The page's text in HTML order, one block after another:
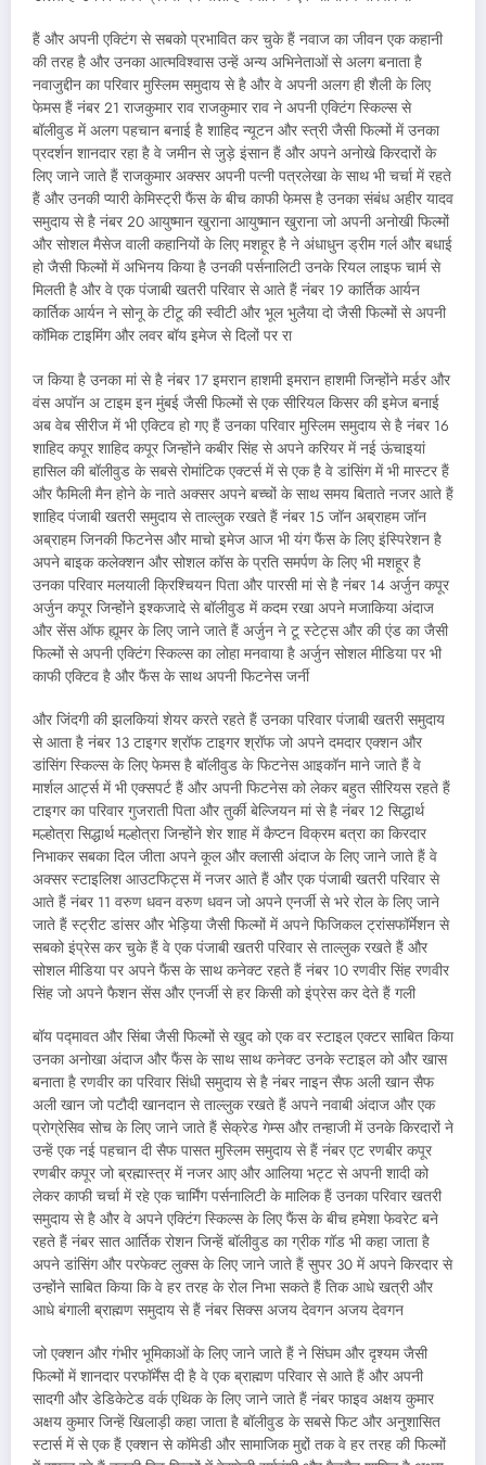
हैं और अपनी एक्टिंग से सबको प्रभावित कर चुके हैं नवाज का जीवन एक कहानी
की तरह है और उनका आत्मविश्वास उन्हें अन्य अभिनेताओं से अलग बनाता है
नवाजुद्दीन का परिवार मुस्लिम समुदाय से है और वे अपनी अलग ही शैली के लिए
फेमस हैं नंबर 21 राजकुमार राव राजकुमार राव ने अपनी एक्टिंग स्किल्स से
बॉलीवुड में अलग पहचान बनाई है शाहिद न्यूटन और स्त्री जैसी फिल्मों में उनका
प्रदर्शन शानदार रहा है वे जमीन से जुड़े इंसान हैं और अपने अनोखे किरदारों के
लिए जाने जाते हैं राजकुमार अक्सर अपनी पत्नी पत्रलेखा के साथ भी चर्चा में रहते
हैं और उनकी प्यारी केमिस्ट्री फैंस के बीच काफी फेमस है उनका संबंध अहीर यादव
समुदाय से है नंबर 20 आयुष्मान खुराना आयुष्मान खुराना जो अपनी अनोखी फिल्मों
और सोशल मैसेज वाली कहानियों के लिए मशहूर है ने अंधाधुन ड्रीम गर्ल और बधाई
हो जैसी फिल्मों में अभिनय किया है उनकी पर्सनालिटी उनके रियल लाइफ चार्म से
मिलती है और वे एक पंजाबी खतरी परिवार से आते हैं नंबर 19 कार्तिक आर्यन
कार्तिक आर्यन ने सोनू के टीटू की स्वीटी और भूल भुलैया दो जैसी फिल्मों से अपनी
कॉमिक टाइमिंग और लवर बॉय इमेज से दिलों पर रा
ज किया है उनका मां से है नंबर 17 इमरान हाशमी इमरान हाशमी जिन्होंने मर्डर और
वंस अपॉन अ टाइम इन मुंबई जैसी फिल्मों से एक सीरियल किसर की इमेज बनाई
अब वेब सीरीज में भी एक्टिव हो गए हैं उनका परिवार मुस्लिम समुदाय से है नंबर 16
शाहिद कपूर शाहिद कपूर जिन्होंने कबीर सिंह से अपने करियर में नई ऊंचाइयां
हासिल की बॉलीवुड के सबसे रोमांटिक एक्टर्स में से एक है वे डांसिंग में भी मास्टर हैं
और फैमिली मैन होने के नाते अक्सर अपने बच्चों के साथ समय बिताते नजर आते हैं
शाहिद पंजाबी खतरी समुदाय से ताल्लुक रखते हैं नंबर 15 जॉन अब्राहम जॉन
अब्राहम जिनकी फिटनेस और माचो इमेज आज भी यंग फैंस के लिए इंस्पिरेशन है
अपने बाइक कलेक्शन और सोशल कॉस के प्रति समर्पण के लिए भी मशहूर है
उनका परिवार मलयाली क्रिश्चियन पिता और पारसी मां से है नंबर 14 अर्जुन कपूर
अर्जुन कपूर जिन्होंने इश्कजादे से बॉलीवुड में कदम रखा अपने मजाकिया अंदाज
और सेंस ऑफ ह्यूमर के लिए जाने जाते हैं अर्जुन ने टू स्टेट्स और की एंड का जैसी
फिल्मों से अपनी एक्टिंग स्किल्स का लोहा मनवाया है अर्जुन सोशल मीडिया पर भी
काफी एक्टिव है और फैंस के साथ अपनी फिटनेस जर्नी
और जिंदगी की झलकियां शेयर करते रहते हैं उनका परिवार पंजाबी खतरी समुदाय
से आता है नंबर 13 टाइगर श्रॉफ टाइगर श्रॉफ जो अपने दमदार एक्शन और
डांसिंग स्किल्स के लिए फेमस है बॉलीवुड के फिटनेस आइकॉन माने जाते हैं वे
मार्शल आर्ट्स में भी एक्सपर्ट हैं और अपनी फिटनेस को लेकर बहुत सीरियस रहते हैं
टाइगर का परिवार गुजराती पिता और तुर्की बेल्जियन मां से है नंबर 12 सिद्धार्थ
मल्होत्रा सिद्धार्थ मल्होत्रा जिन्होंने शेर शाह में कैप्टन विक्रम बत्रा का किरदार
निभाकर सबका दिल जीता अपने कूल और क्लासी अंदाज के लिए जाने जाते हैं वे
अक्सर स्टाइलिश आउटफिट्स में नजर आते हैं और एक पंजाबी खतरी परिवार से
आते हैं नंबर 11 वरुण धवन वरुण धवन जो अपने एनर्जी से भरे रोल के लिए जाने
जाते हैं स्ट्रीट डांसर और भेड़िया जैसी फिल्मों में अपने फिजिकल ट्रांसफॉर्मेशन से
सबको इंप्रेस कर चुके हैं वे एक पंजाबी खतरी परिवार से ताल्लुक रखते हैं और
सोशल मीडिया पर अपने फैंस के साथ कनेक्ट रहते हैं नंबर 10 रणवीर सिंह रणवीर
सिंह जो अपने फैशन सेंस और एनर्जी से हर किसी को इंप्रेस कर देते हैं गली
बॉय पद्मावत और सिंबा जैसी फिल्मों से खुद को एक वर स्टाइल एक्टर साबित किया
उनका अनोखा अंदाज और फैंस के साथ साथ कनेक्ट उनके स्टाइल को और खास
बनाता है रणवीर का परिवार सिंधी समुदाय से है नंबर नाइन सैफ अली खान सैफ
अली खान जो पटौदी खानदान से ताल्लुक रखते हैं अपने नवाबी अंदाज और एक
प्रोग्रेसिव सोच के लिए जाने जाते हैं सेक्रेड गेम्स और तन्हाजी में उनके किरदारों ने
उन्हें एक नई पहचान दी सैफ पासत मुस्लिम समुदाय से हैं नंबर एट रणबीर कपूर
रणबीर कपूर जो ब्रह्मास्त्र में नजर आए और आलिया भट्ट से अपनी शादी को
लेकर काफी चर्चा में रहे एक चार्मिंग पर्सनालिटी के मालिक हैं उनका परिवार खतरी
समुदाय से है और वे अपने एक्टिंग स्किल्स के लिए फैंस के बीच हमेशा फेवरेट बने
रहते हैं नंबर सात आर्तिक रोशन जिन्हें बॉलीवुड का ग्रीक गॉड भी कहा जाता है
अपने डांसिंग और परफेक्ट लुक्स के लिए जाने जाते हैं सुपर 30 में अपने किरदार से
उन्होंने साबित किया कि वे हर तरह के रोल निभा सकते हैं तिक आधे खत्री और
आधे बंगाली ब्राह्मण समुदाय से हैं नंबर सिक्स अजय देवगन अजय देवगन
जो एक्शन और गंभीर भूमिकाओं के लिए जाने जाते हैं ने सिंघम और दृश्यम जैसी
फिल्मों में शानदार परफॉर्मेंस दी है वे एक ब्राह्मण परिवार से आते हैं और अपनी
सादगी और डेडिकेटेड वर्क एथिक के लिए जाने जाते हैं नंबर फाइव अक्षय कुमार
अक्षय कुमार जिन्हें खिलाड़ी कहा जाता है बॉलीवुड के सबसे फिट और अनुशासित
स्टार्स में से एक हैं एक्शन से कॉमेडी और सामाजिक मुद्दों तक वे हर तरह की फिल्मों